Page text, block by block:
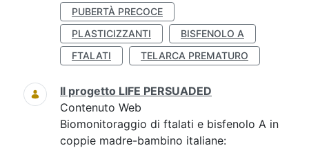
PUBERTÀ PRECOCE
PLASTICIZZANTI
BISFENOLO A
FTALATI
TELARCA PREMATURO
Il progetto LIFE PERSUADED
Contenuto Web
Biomonitoraggio di ftalati e bisfenolo A in
coppie madre-bambino italiane: